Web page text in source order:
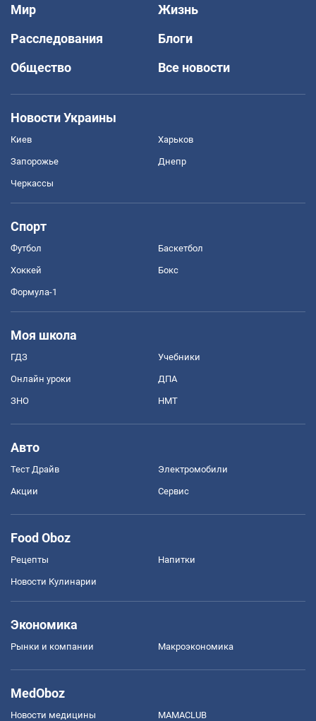
Мир
Жизнь
Расследования
Блоги
Общество
Все новости
Новости Украины
Киев Харьков
Запорожье Днепр
Черкассы
Спорт
Футбол Баскетбол
Хоккей Бокс
Формула-1
Моя школа
ГДЗ Учебники
Онлайн уроки ДПА
ЗНО НМТ
Авто
Тест Драйв Электромобили
Акции Сервис
Food Oboz
Рецепты Напитки
Новости Кулинарии
Экономика
Рынки и компании Mакроэкономика
MedOboz
Новости медицины MAMACLUB